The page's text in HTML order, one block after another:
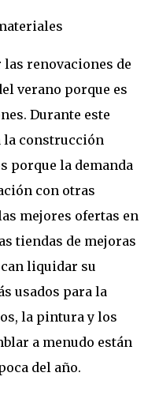
renovaciones de
verano porque es
Durante este
la construcción
porque la demanda
con otras
mejores ofertas en
tiendas de mejoras
liquidar su
usados para la
la pintura y los
a menudo están
del año.